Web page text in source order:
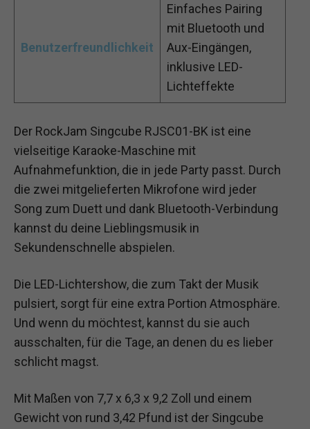
Benutzerfreundlichkeit
Einfaches Pairing
mit Bluetooth und
Aux-Eingängen,
inklusive LED-
Lichteffekte
Der RockJam Singcube RJSC01-BK ist eine
vielseitige Karaoke-Maschine mit
Aufnahmefunktion, die in jede Party passt. Durch
die zwei mitgelieferten Mikrofone wird jeder
Song zum Duett und dank Bluetooth-Verbindung
kannst du deine Lieblingsmusik in
Sekundenschnelle abspielen.
Die LED-Lichtershow, die zum Takt der Musik
pulsiert, sorgt für eine extra Portion Atmosphäre.
Und wenn du möchtest, kannst du sie auch
ausschalten, für die Tage, an denen du es lieber
schlicht magst.
Mit Maßen von 7,7 x 6,3 x 9,2 Zoll und einem
Gewicht von rund 3,42 Pfund ist der Singcube